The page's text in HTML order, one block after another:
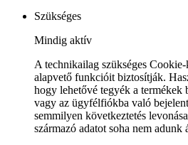
Szükséges
Mindig aktív
A technikailag szükséges
alapvető funkcióit biztosítják.
hogy lehetővé tegyék a termékek
vagy az ügyfélfiókba való
semmilyen következtetés
származó adatot soha nem adunk